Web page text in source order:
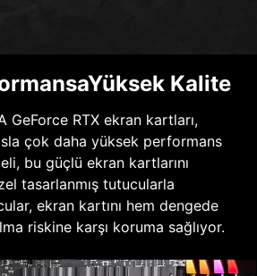
Kalite
GeForce RTX ekran kartları,
çok daha yüksek performans
bu güçlü ekran kartlarını
tasarlanmış tutucularla
ekran kartını hem dengede
riskine karşı koruma sağlıyor.